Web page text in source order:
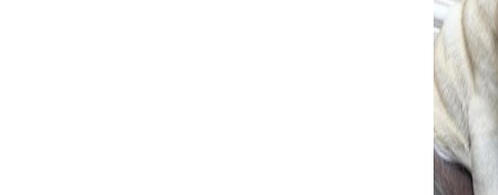
26 сентября, 2013 в